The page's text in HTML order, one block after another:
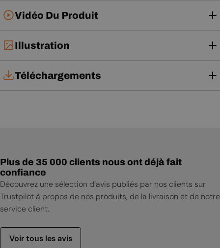
Vidéo Du Produit
Illustration
Téléchargements
Plus de 35 000 clients nous ont déjà fait
confiance
Découvrez une sélection d’avis publiés par nos clients sur
Trustpilot à propos de nos produits, de la livraison et de notre
service client.
Voir tous les avis